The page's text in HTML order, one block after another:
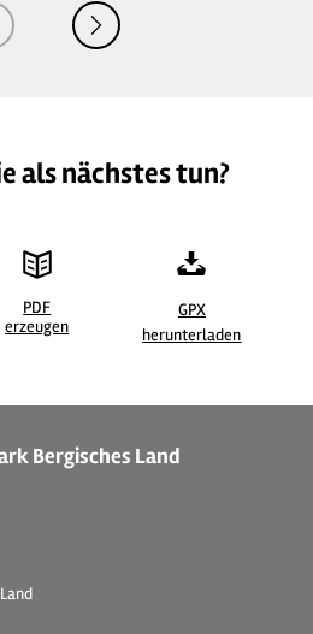
als nächstes tun?
PDF
erzeugen
GPX
herunterladen
Bergisches Land